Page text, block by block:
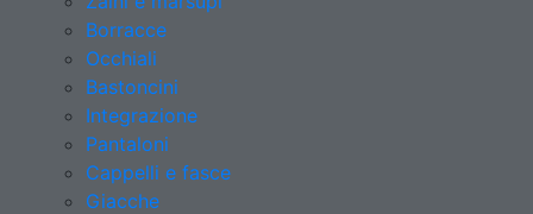
Borracce
Occhiali
Bastoncini
Integrazione
Pantaloni
Cappelli e fasce
Giacche